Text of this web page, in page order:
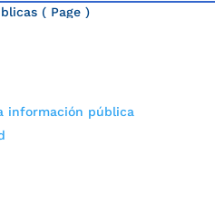
información pública
( Page )